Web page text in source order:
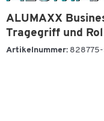
ALUMAXX
Tragegriff und
Artikelnummer: 828775-